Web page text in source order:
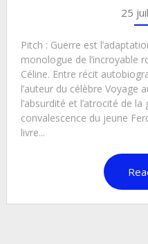
25
Pitch : Guerre est
monologue de l’incroyable
Céline. Entre récit
l’auteur du célèbre Voyage
l’absurdité et l’atrocité de
convalescence du jeune
livre...